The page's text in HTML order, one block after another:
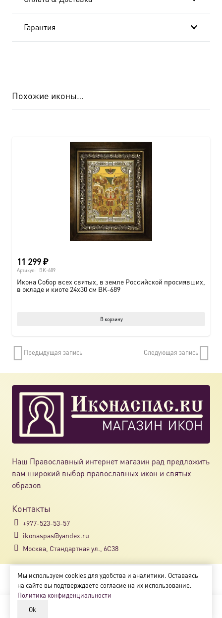
Гарантия
Похожие иконы…
11 299₽
Артикул: BK-689
Икона Собор всех святых, в земле Российской просиявших,
в окладе и киоте 24х30 см BK-689
В корзину
Предыдущая запись Следующая запись
Наш Православный интернет магазин рад предложить
вам широкий выбор православных икон и святых
образов
Контакты
+977-523-53-57
ikonaspas@yandex.ru
Москва, Стандартная ул., 6С38
Copyright © 2018-2025
Магазин православных икон «ikonaspas.ru»
Мы используем cookies для удобства и аналитики. Оставаясь
на сайте вы подтверждаете согласие на их использование.
Политика конфиденциальности
Ok